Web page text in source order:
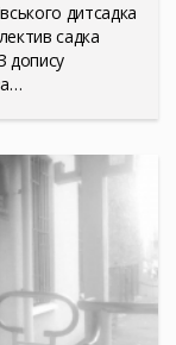
дитсадка
садка
допису